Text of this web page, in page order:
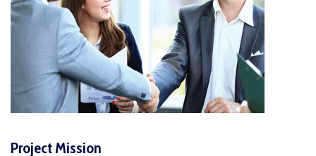
Project Mission